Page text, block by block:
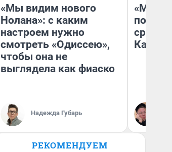
«Мы видим нового
Нолана»: с каким
настроем нужно
смотреть «Одиссею»,
чтобы она не
выглядела как фиаско
Надежда Губарь
РЕКОМЕНДУЕМ